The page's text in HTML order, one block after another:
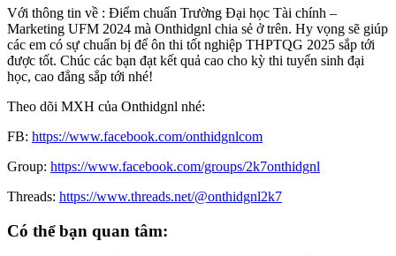
Với thông tin về : Điểm chuẩn Trường Đại học Tài chính –
Marketing UFM 2024 mà Onthidgnl chia sẻ ở trên. Hy vọng sẽ giúp
các em có sự chuẩn bị để ôn thi tốt nghiệp THPTQG 2025 sắp tới
được tốt. Chúc các bạn đạt kết quả cao cho kỳ thi tuyển sinh đại
học, cao đẳng sắp tới nhé!
Theo dõi MXH của Onthidgnl nhé:
FB: https://www.facebook.com/onthidgnlcom
Group: https://www.facebook.com/groups/2k7onthidgnl
Threads: https://www.threads.net/@onthidgnl2k7
Có thể bạn quan tâm: